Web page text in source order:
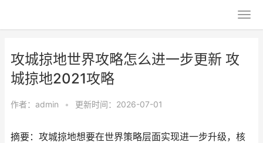
攻城掠地世界攻略怎么进一步更新 攻
城掠地2021攻略
作者： admin • 更新时间：2026-07-01
摘要：攻城掠地想要在世界策略层面实现进一步升级，核